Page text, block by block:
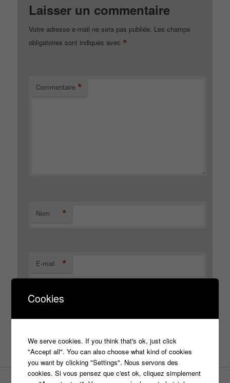
Laisser un commentaire
Votre adresse e-mail ne sera pas publiée. Les champs
obligatoires sont indiqués avec *
Commentaire *
Nom *
E-mail *
Cookies
We serve cookies. If you think that's ok, just click
"Accept all". You can also choose what kind of cookies
you want by clicking "Settings". Nous servons des
cookies. Si vous pensez que c'est ok, cliquez simplement